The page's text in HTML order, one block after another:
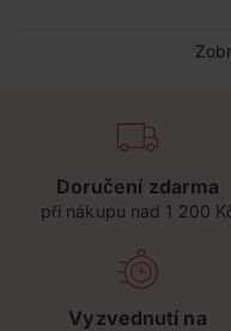
Doručení zdarma
při nákupu nad 1 200
Vyzvednutí na